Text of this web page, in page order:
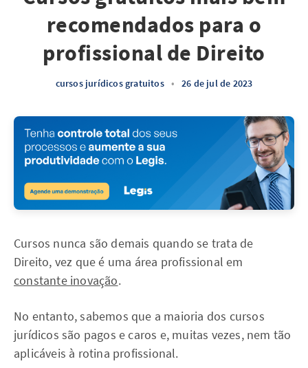
recomendados para o
profissional de Direito
cursos jurídicos gratuitos • 26 de jul de 2023
Cursos nunca são demais quando se trata de
Direito, vez que é uma área profissional em
constante inovação.
No entanto, sabemos que a maioria dos cursos
jurídicos são pagos e caros e, muitas vezes, nem tão
aplicáveis à rotina profissional.